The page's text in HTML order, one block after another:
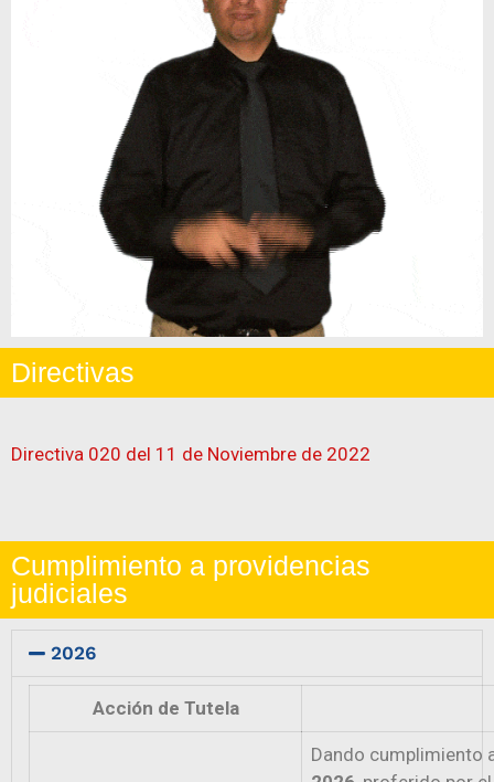
Directivas
Directiva 020 del 11 de Noviembre de 2022
Cumplimiento a providencias
judiciales
2026
Acción de Tutela
Dando cumplimiento